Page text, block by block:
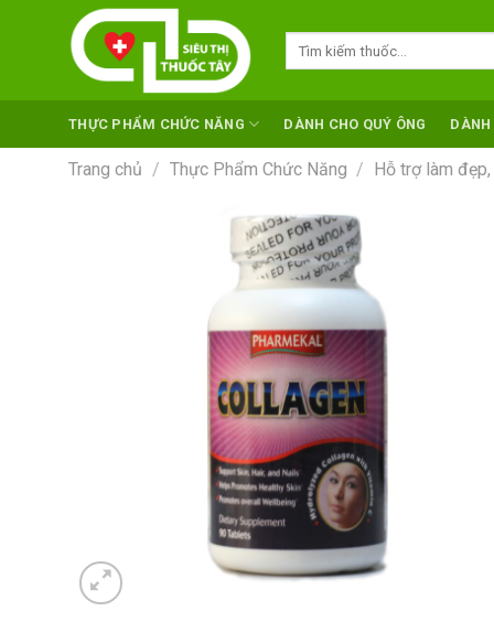
THỰC PHẨM CHỨC NĂNG DÀNH CHO QUÝ ÔNG DÀNH
Trang chủ / Thực Phẩm Chức Năng / Hỗ trợ làm